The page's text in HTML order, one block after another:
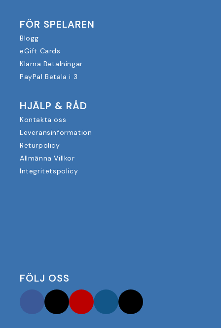
FÖR SPELAREN
Blogg
eGift Cards
Klarna Betalningar
PayPal Betala i 3
HJÄLP & RÅD
Kontakta oss
Leveransinformation
Returpolicy
Allmänna Villkor
Integritetspolicy
FÖLJ OSS
FacebookTwitterYouTubeInstagram